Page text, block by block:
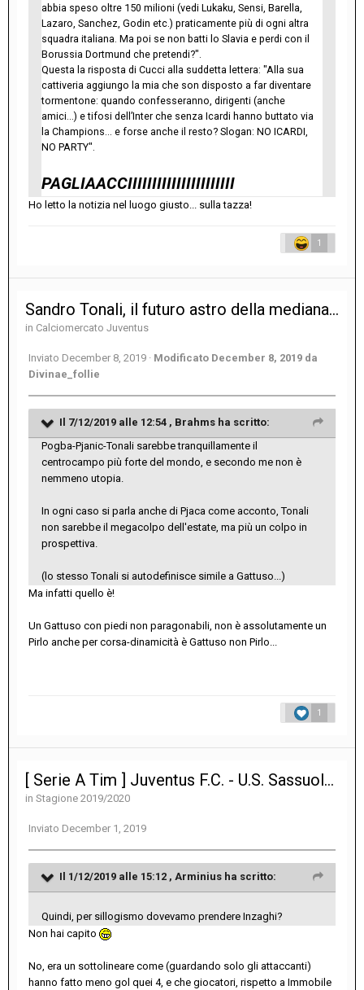
abbia speso oltre 150 milioni (vedi Lukaku, Sensi, Barella,
Lazaro, Sanchez, Godin etc.) praticamente più di ogni altra
squadra italiana. Ma poi se non batti lo Slavia e perdi con il
Borussia Dortmund che pretendi?".
Questa la risposta di Cucci alla suddetta lettera: "Alla sua
cattiveria aggiungo la mia che son disposto a far diventare
tormentone: quando confesseranno, dirigenti (anche
amici...) e tifosi dell’Inter che senza Icardi hanno buttato via
la Champions... e forse anche il resto? Slogan: NO ICARDI,
NO PARTY".
PAGLIAACCIIIIIIIIIIIIIIIIIIIIII
Ho letto la notizia nel luogo giusto... sulla tazza!
1
Sandro Tonali, il futuro astro della mediana azzurra del Brescia
in Calciomercato Juventus
Inviato December 8, 2019 · Modificato December 8, 2019 da
Divinae_follie
Il 7/12/2019 alle 12:54 , Brahms ha scritto:
Pogba-Pjanic-Tonali sarebbe tranquillamente il
centrocampo più forte del mondo, e secondo me non è
nemmeno utopia.
In ogni caso si parla anche di Pjaca come acconto, Tonali
non sarebbe il megacolpo dell'estate, ma più un colpo in
prospettiva.
(lo stesso Tonali si autodefinisce simile a Gattuso...)
Ma infatti quello è!
Un Gattuso con piedi non paragonabili, non è assolutamente un
Pirlo anche per corsa-dinamicità è Gattuso non Pirlo...
1
[ Serie A Tim ] Juventus F.C. - U.S. Sassuolo Calcio 2-2
in Stagione 2019/2020
Inviato December 1, 2019
Il 1/12/2019 alle 15:12 , Arminius ha scritto:
Quindi, per sillogismo dovevamo prendere Inzaghi?
Non hai capito
No, era un sottolineare come (guardando solo gli attaccanti)
hanno fatto meno gol quei 4, e che giocatori, rispetto a Immobile